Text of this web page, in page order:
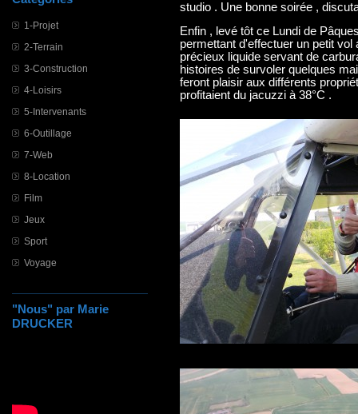
1-Projet
2-Terrain
3-Construction
4-Loisirs
5-Intervenants
6-Outillage
7-Web
8-Location
Film
Jeux
Sport
Voyage
"Nous" par Marie
DRUCKER
studio . Une bonne soirée ,
Enfin , levé tôt ce Lundi de
permettant d'effectuer un petit
précieux liquide servant de
histoires de survoler quelques
feront plaisir aux différents
profitaient du jacuzzi à 38°C .